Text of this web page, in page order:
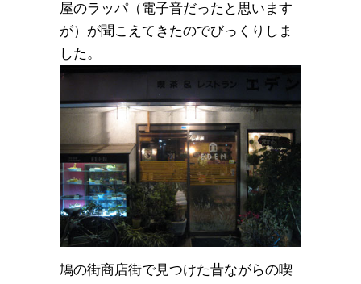
屋のラッパ（電子音だったと思います
が）が聞こえてきたのでびっくりしま
した。
鳩の街商店街で見つけた昔ながらの喫